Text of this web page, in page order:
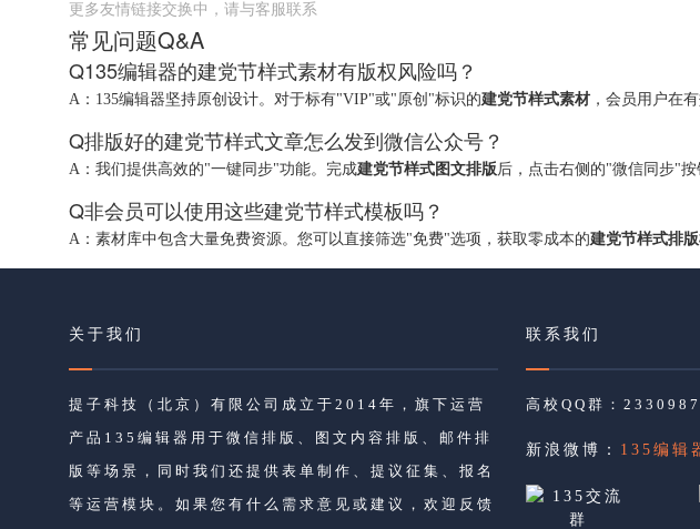
更多友情链接交换中，请与客服联系
常见问题Q&A
Q135编辑器的建党节样式素材有版权风险吗？
A： 135编辑器坚持原创设计。对于标有"VIP"或"原创"标识的建党节样式素材 ，会员用户在
Q排版好的建党节样式文章怎么发到微信公众号？
A： 我们提供高效的"一键同步"功能。完成建党节样式图文排版后，点击右侧的"微信同步"
Q非会员可以使用这些建党节样式模板吗？
A： 素材库中包含大量免费资源。您可以直接筛选"免费"选项，获取零成本的建党节样式排
关于我们
提子科技（北京）有限公司成立于2014年，旗下运营
产品135编辑器用于微信排版、图文内容排版、邮件排
版等场景，同时我们还提供表单制作、提议征集、报名
等运营模块。如果您有什么需求意见或建议，欢迎反馈
联系我们
高校QQ群：
新浪微博： 135编辑